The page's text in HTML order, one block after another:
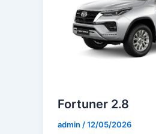
Fortuner 2.8
admin /12/05/2026